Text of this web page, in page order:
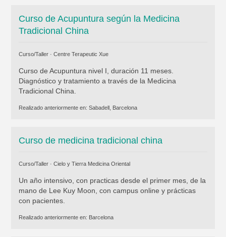
Curso de Acupuntura según la Medicina
Tradicional China
Curso/Taller · Centre Terapeutic Xue
Curso de Acupuntura nivel I, duración 11 meses.
Diagnóstico y tratamiento a través de la Medicina
Tradicional China.
Realizado anteriormente en: Sabadell, Barcelona
Curso de medicina tradicional china
Curso/Taller · Cielo y Tierra Medicina Oriental
Un año intensivo, con practicas desde el primer mes, de la
mano de Lee Kuy Moon, con campus online y prácticas
con pacientes.
Realizado anteriormente en: Barcelona